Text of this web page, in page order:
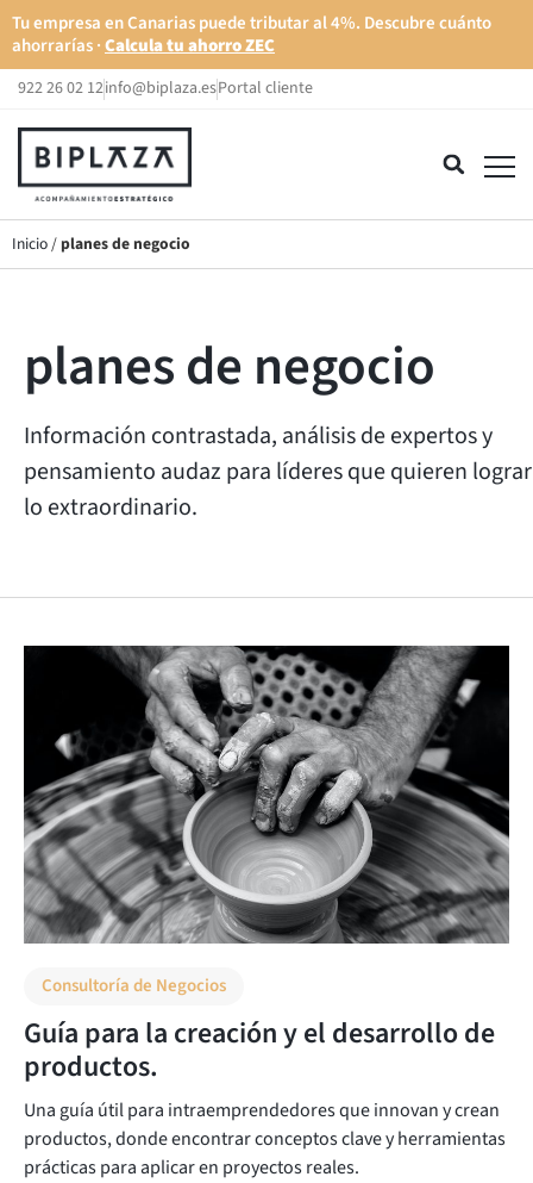
Tu empresa en Canarias puede tributar al 4%. Descubre cuánto
ahorrarías ·Calcula tu ahorro ZEC
922 26 02 12info@biplaza.esPortal cliente
Inicio/planes de negocio
planes de negocio
Información contrastada, análisis de expertos y
pensamiento audaz para líderes que quieren lograr
lo extraordinario.
Consultoría de Negocios
Guía para la creación y el desarrollo de
productos.
Una guía útil para intraemprendedores que innovan y crean
productos, donde encontrar conceptos clave y herramientas
prácticas para aplicar en proyectos reales.